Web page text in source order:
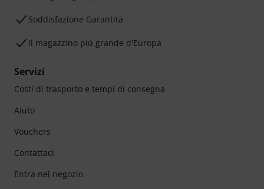
Soddisfazione Garantita
Il magazzino più grande d'Europa
Servizi
Costi di trasporto e tempi di consegna
Aiuto
Vouchers
Contattaci
Entra nel negozio